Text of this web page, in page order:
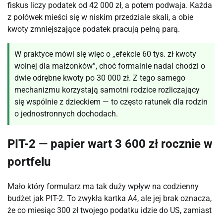
fiskus liczy podatek od 42 000 zł, a potem podwaja. Każda
z połówek mieści się w niskim przedziale skali, a obie
kwoty zmniejszające podatek pracują pełną parą.
W praktyce mówi się więc o „efekcie 60 tys. zł kwoty
wolnej dla małżonków”, choć formalnie nadal chodzi o
dwie odrębne kwoty po 30 000 zł. Z tego samego
mechanizmu korzystają samotni rodzice rozliczający
się wspólnie z dzieckiem — to często ratunek dla rodzin
o jednostronnych dochodach.
PIT-2 — papier wart 3 600 zł rocznie w
portfelu
Mało który formularz ma tak duży wpływ na codzienny
budżet jak PIT-2. To zwykła kartka A4, ale jej brak oznacza,
że co miesiąc 300 zł twojego podatku idzie do US, zamiast